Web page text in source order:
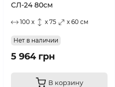
СЛ-24 80см
100 x x 75 x 60 см
Нет в наличии
5 964 грн
В корзину